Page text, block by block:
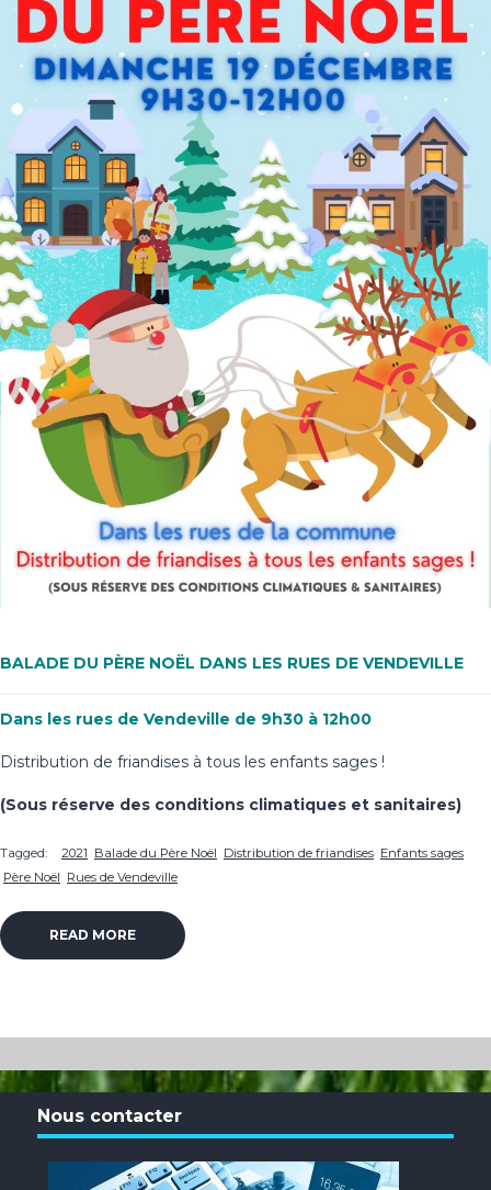
BALADE DU PÈRE NOËL DANS LES RUES DE VENDEVILLE
Dans les rues de Vendeville de 9h30 à 12h00
Distribution de friandises à tous les enfants sages !
(Sous réserve des conditions climatiques et sanitaires)
Tagged: 2021 Balade du Père Noël Distribution de friandises Enfants sages
Père Noël Rues de Vendeville
READ MORE
Nous contacter